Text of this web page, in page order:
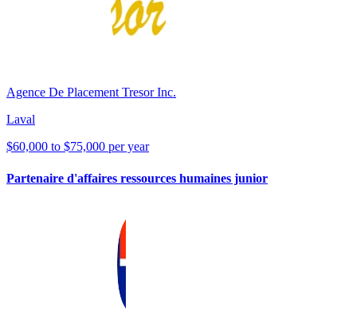
Agence De Placement Tresor Inc.
Laval
$60,000 to $75,000 per year
Partenaire d'affaires ressources humaines junior